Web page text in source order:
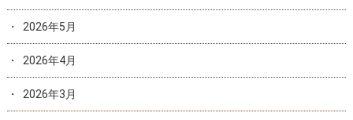
2026年5月
2026年4月
2026年3月